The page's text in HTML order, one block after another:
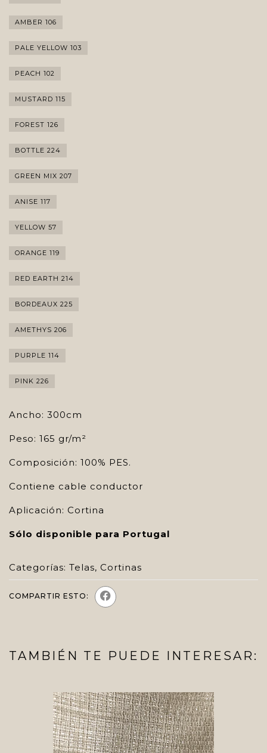
AMBER 106
PALE YELLOW 103
PEACH 102
MUSTARD 115
FOREST 126
BOTTLE 224
GREEN MIX 207
ANISE 117
YELLOW 57
ORANGE 119
RED EARTH 214
BORDEAUX 225
AMETHYS 206
PURPLE 114
PINK 226
Ancho: 300cm
Peso: 165 gr/m²
Composición: 100% PES.
Contiene cable conductor
Aplicación: Cortina
Sólo disponible para Portugal
Categorías: Telas, Cortinas
COMPARTIR ESTO:
TAMBIÉN TE PUEDE INTERESAR: